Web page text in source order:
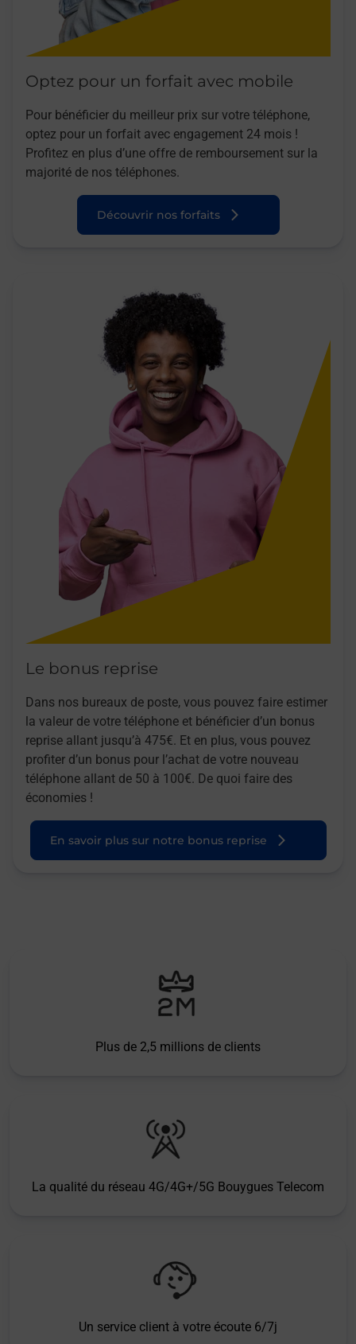
Optez pour un forfait avec mobile
Pour bénéficier du meilleur prix sur votre téléphone,
optez pour un forfait avec engagement 24 mois !
Profitez en plus d’une offre de remboursement sur la
majorité de nos téléphones.
Découvrir nos forfaits
Le bonus reprise
Dans nos bureaux de poste, vous pouvez faire estimer
la valeur de votre téléphone et bénéficier d’un bonus
reprise allant jusqu’à 475€. Et en plus, vous pouvez
profiter d’un bonus pour l’achat de votre nouveau
téléphone allant de 50 à 100€. De quoi faire des
économies !
En savoir plus sur notre bonus reprise
Plus de 2,5 millions de clients
La qualité du réseau 4G/4G+/5G Bouygues Telecom
Un service client à votre écoute 6/7j